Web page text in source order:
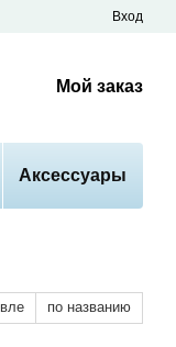
Вход
Мой заказ
Аксессуары
по названию